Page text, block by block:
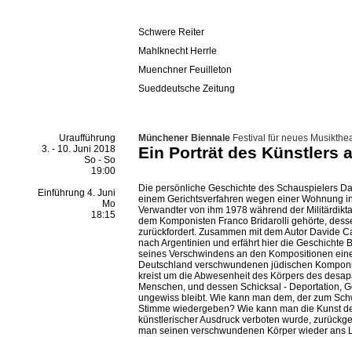
Schwere Reiter
Mahlknecht Herrle
Muenchner Feuilleton
Sueddeutsche Zeitung
Uraufführung
3. - 10. Juni 2018
So - So
19:00
Einführung 4. Juni
Mo
18:15
Münchener Biennale Festival für neues
Ein Porträt des Künstlers
Die persönliche Geschichte des Schauspielers
einem Gerichtsverfahren wegen einer Wohnung
Verwandter von ihm 1978 während der
dem Komponisten Franco Bridarolli gehörte,
zurückfordert. Zusammen mit dem Autor Davide
nach Argentinien und erfährt hier die Geschichte
seines Verschwindens an den Kompositionen
Deutschland verschwundenen jüdischen
kreist um die Abwesenheit des Körpers des
Menschen, und dessen Schicksal - Deportation,
ungewiss bleibt. Wie kann man dem, der zum
Stimme wiedergeben? Wie kann man die Kunst
künstlerischer Ausdruck verboten wurde,
man seinen verschwundenen Körper wieder ans